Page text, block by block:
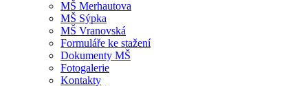
MŠ Merhautova
MŠ Sýpka
MŠ Vranovská
Formuláře ke stažení
Dokumenty MŠ
Fotogalerie
Kontakty